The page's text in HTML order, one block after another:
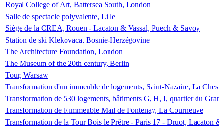
Royal College of Art, Battersea South, London
Salle de spectacle polyvalente, Lille
Siège de la CREA, Rouen - Lacaton & Vassal, Puech & Savoy
Station de ski Klekovaca, Bosnie-Herzégovine
The Architecture Foundation, London
The Museum of the 20th century, Berlin
Tour, Warsaw
Transformation d'un immeuble de logements, Saint-Nazaire, La
Transformation de 530 logements, bâtiments G, H, I, quartier du
Transformation de l\'immeuble Mail de Fontenay, La Courneuve
Transformation de la Tour Bois le Prêtre - Paris 17 - Druot, Lacaton